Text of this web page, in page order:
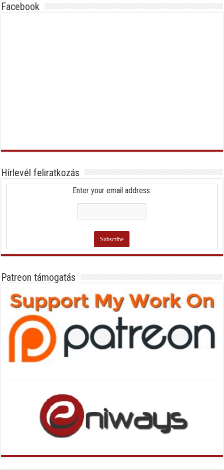
Facebook
Hírlevél feliratkozás
Enter your email address:
Patreon támogatás